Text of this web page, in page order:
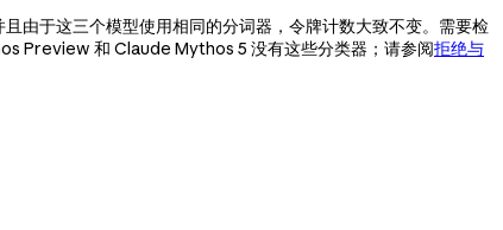
且由于这三个模型使用相同的分词器，令牌计数大致不变。需要检
Preview 和 Claude Mythos 5 没有这些分类器；请参阅拒绝与